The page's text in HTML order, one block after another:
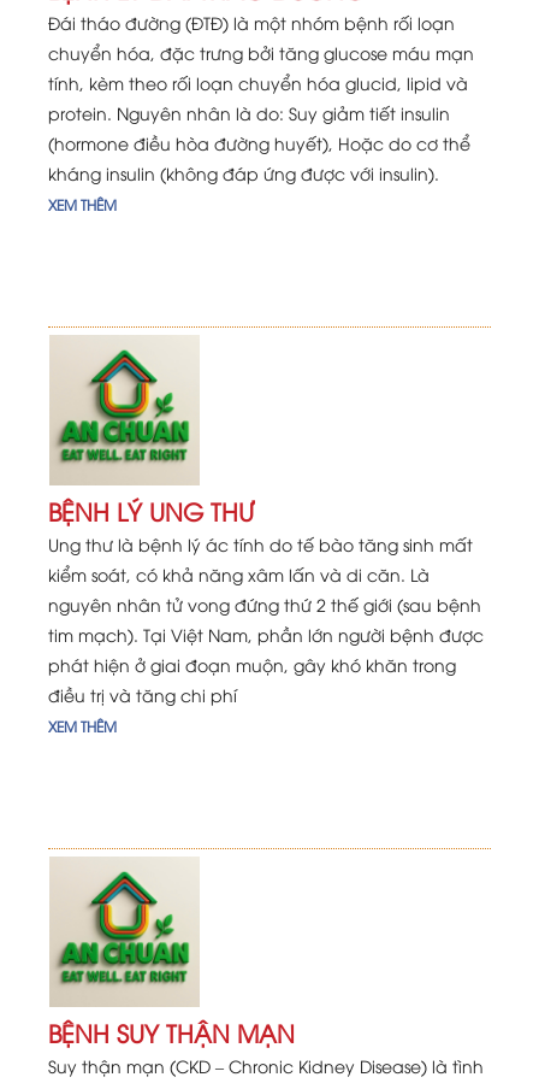
Đái tháo đường (ĐTĐ) là một nhóm bệnh rối loạn
chuyển hóa, đặc trưng bởi tăng glucose máu mạn
tính, kèm theo rối loạn chuyển hóa glucid, lipid và
protein. Nguyên nhân là do: Suy giảm tiết insulin
(hormone điều hòa đường huyết), Hoặc do cơ thể
kháng insulin (không đáp ứng được với insulin).
XEM THÊM
BỆNH LÝ UNG THƯ
Ung thư là bệnh lý ác tính do tế bào tăng sinh mất
kiểm soát, có khả năng xâm lấn và di căn. Là
nguyên nhân tử vong đứng thứ 2 thế giới (sau bệnh
tim mạch). Tại Việt Nam, phần lớn người bệnh được
phát hiện ở giai đoạn muộn, gây khó khăn trong
điều trị và tăng chi phí
XEM THÊM
BỆNH SUY THẬN MẠN
Suy thận mạn (CKD – Chronic Kidney Disease) là tình